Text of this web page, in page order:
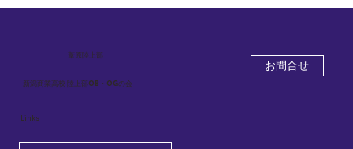
お問合せ
葦原陸上部
新潟商業高校 陸上部OB・OGの会
Links